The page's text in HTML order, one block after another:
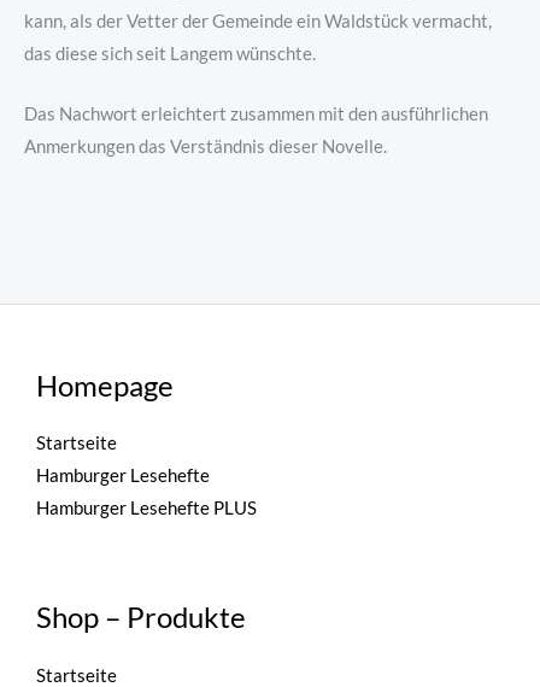
kann, als der Vetter der Gemeinde ein Waldstück vermacht,
das diese sich seit Langem wünschte.
Das Nachwort erleichtert zusammen mit den ausführlichen
Anmerkungen das Verständnis dieser Novelle.
Homepage
Startseite
Hamburger Lesehefte
Hamburger Lesehefte PLUS
Shop – Produkte
Startseite